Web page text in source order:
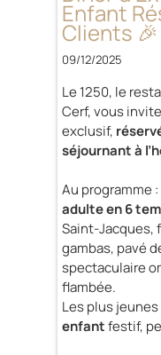
Enfant
Clients 🎉
09/12/2025
Le 1250, le
Cerf, vous
exclusif,
séjournant à
Au programme :
adulte en 6
Saint-Jacques,
gambas, pavé
spectaculaire
flambée.
Les plus
enfantfestif,